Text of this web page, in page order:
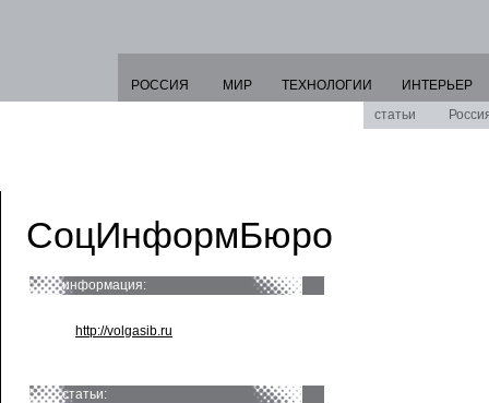
РОССИЯ МИР ТЕХНОЛОГИИ
ИНТЕРЬЕР
статьи
СоцИнформБюро
информация:
http://volgasib.ru
статьи: